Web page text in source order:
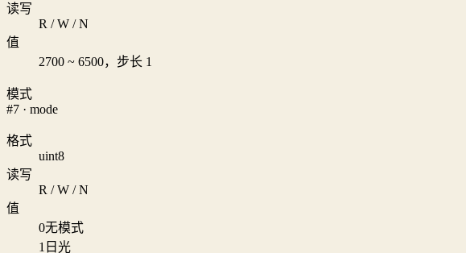
读写
R / W / N
值
2700 ~ 6500，步长 1
模式
#7 · mode
格式
uint8
读写
R / W / N
值
0无模式
1 日光